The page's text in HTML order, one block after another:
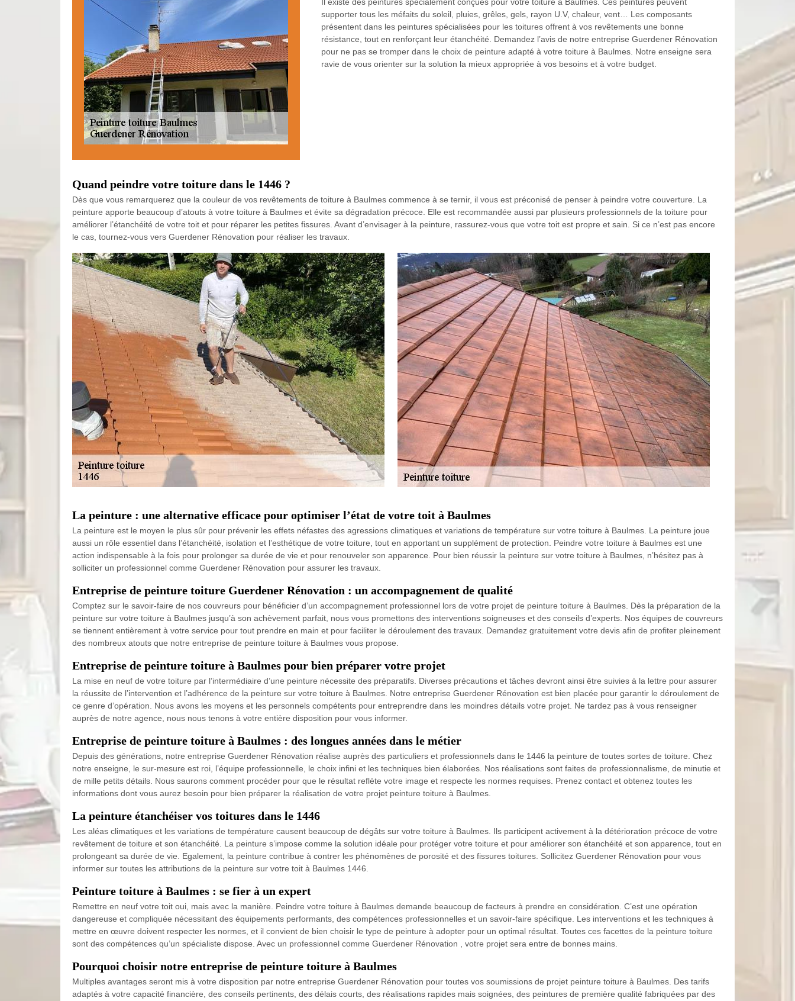
supporter tous les méfaits du soleil, pluies, grêles, gels, rayon U.V, chaleur, vent… Les composants
présentent dans les peintures spécialisées pour les toitures offrent à vos revêtements une bonne
résistance, tout en renforçant leur étanchéité. Demandez l’avis de notre entreprise Guerdener Rénovation
pour ne pas se tromper dans le choix de peinture adapté à votre toiture à Baulmes. Notre enseigne sera
ravie de vous orienter sur la solution la mieux appropriée à vos besoins et à votre budget.
Quand peindre votre toiture dans le 1446 ?
Dès que vous remarquerez que la couleur de vos revêtements de toiture à Baulmes commence à se ternir, il vous est préconisé de penser à peindre votre couverture. La
peinture apporte beaucoup d’atouts à votre toiture à Baulmes et évite sa dégradation précoce. Elle est recommandée aussi par plusieurs professionnels de la toiture pour
améliorer l’étanchéité de votre toit et pour réparer les petites fissures. Avant d’envisager à la peinture, rassurez-vous que votre toit est propre et sain. Si ce n’est pas encore
le cas, tournez-vous vers Guerdener Rénovation pour réaliser les travaux.
La peinture : une alternative efficace pour optimiser l’état de votre toit à Baulmes
La peinture est le moyen le plus sûr pour prévenir les effets néfastes des agressions climatiques et variations de température sur votre toiture à Baulmes. La peinture joue
aussi un rôle essentiel dans l’étanchéité, isolation et l’esthétique de votre toiture, tout en apportant un supplément de protection. Peindre votre toiture à Baulmes est une
action indispensable à la fois pour prolonger sa durée de vie et pour renouveler son apparence. Pour bien réussir la peinture sur votre toiture à Baulmes, n’hésitez pas à
solliciter un professionnel comme Guerdener Rénovation pour assurer les travaux.
Entreprise de peinture toiture Guerdener Rénovation : un accompagnement de qualité
Comptez sur le savoir-faire de nos couvreurs pour bénéficier d’un accompagnement professionnel lors de votre projet de peinture toiture à Baulmes. Dès la préparation de la
peinture sur votre toiture à Baulmes jusqu’à son achèvement parfait, nous vous promettons des interventions soigneuses et des conseils d’experts. Nos équipes de couvreurs
se tiennent entièrement à votre service pour tout prendre en main et pour faciliter le déroulement des travaux. Demandez gratuitement votre devis afin de profiter pleinement
des nombreux atouts que notre entreprise de peinture toiture à Baulmes vous propose.
Entreprise de peinture toiture à Baulmes pour bien préparer votre projet
La mise en neuf de votre toiture par l’intermédiaire d’une peinture nécessite des préparatifs. Diverses précautions et tâches devront ainsi être suivies à la lettre pour assurer
la réussite de l’intervention et l’adhérence de la peinture sur votre toiture à Baulmes. Notre entreprise Guerdener Rénovation est bien placée pour garantir le déroulement de
ce genre d’opération. Nous avons les moyens et les personnels compétents pour entreprendre dans les moindres détails votre projet. Ne tardez pas à vous renseigner
auprès de notre agence, nous nous tenons à votre entière disposition pour vous informer.
Entreprise de peinture toiture à Baulmes : des longues années dans le métier
Depuis des générations, notre entreprise Guerdener Rénovation réalise auprès des particuliers et professionnels dans le 1446 la peinture de toutes sortes de toiture. Chez
notre enseigne, le sur-mesure est roi, l’équipe professionnelle, le choix infini et les techniques bien élaborées. Nos réalisations sont faites de professionnalisme, de minutie et
de mille petits détails. Nous saurons comment procéder pour que le résultat reflète votre image et respecte les normes requises. Prenez contact et obtenez toutes les
informations dont vous aurez besoin pour bien préparer la réalisation de votre projet peinture toiture à Baulmes.
La peinture étanchéiser vos toitures dans le 1446
Les aléas climatiques et les variations de température causent beaucoup de dégâts sur votre toiture à Baulmes. Ils participent activement à la détérioration précoce de votre
revêtement de toiture et son étanchéité. La peinture s’impose comme la solution idéale pour protéger votre toiture et pour améliorer son étanchéité et son apparence, tout en
prolongeant sa durée de vie. Egalement, la peinture contribue à contrer les phénomènes de porosité et des fissures toitures. Sollicitez Guerdener Rénovation pour vous
informer sur toutes les attributions de la peinture sur votre toit à Baulmes 1446.
Peinture toiture à Baulmes : se fier à un expert
Remettre en neuf votre toit oui, mais avec la manière. Peindre votre toiture à Baulmes demande beaucoup de facteurs à prendre en considération. C’est une opération
dangereuse et compliquée nécessitant des équipements performants, des compétences professionnelles et un savoir-faire spécifique. Les interventions et les techniques à
mettre en œuvre doivent respecter les normes, et il convient de bien choisir le type de peinture à adopter pour un optimal résultat. Toutes ces facettes de la peinture toiture
sont des compétences qu’un spécialiste dispose. Avec un professionnel comme Guerdener Rénovation , votre projet sera entre de bonnes mains.
Pourquoi choisir notre entreprise de peinture toiture à Baulmes
Multiples avantages seront mis à votre disposition par notre entreprise Guerdener Rénovation pour toutes vos soumissions de projet peinture toiture à Baulmes. Des tarifs
adaptés à votre capacité financière, des conseils pertinents, des délais courts, des réalisations rapides mais soignées, des peintures de première qualité fabriquées par des